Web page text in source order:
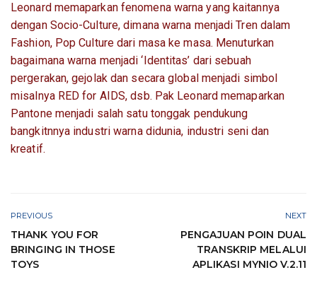
Leonard memaparkan fenomena warna yang kaitannya
dengan Socio-Culture, dimana warna menjadi Tren dalam
Fashion, Pop Culture dari masa ke masa. Menuturkan
bagaimana warna menjadi ‘Identitas’ dari sebuah
pergerakan, gejolak dan secara global menjadi simbol
misalnya RED for AIDS, dsb. Pak Leonard memaparkan
Pantone menjadi salah satu tonggak pendukung
bangkitnnya industri warna didunia, industri seni dan
kreatif.
PREVIOUS
THANK YOU FOR
BRINGING IN THOSE
TOYS
NEXT
PENGAJUAN POIN DUAL
TRANSKRIP MELALUI
APLIKASI MYNIO V.2.11